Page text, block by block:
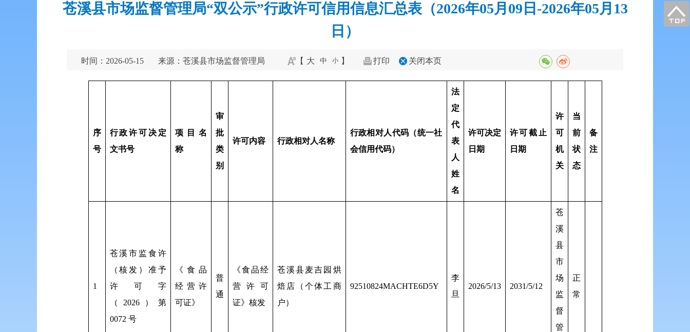
苍溪县市场监督管理局“双公示”行政许可信用信息汇总表（2026年05月09日-2026年05月13
日）
时间：2026-05-15 来源：苍溪县市场监督管理局 【 大 中 小 】 打印 关闭本页
序
号
行政许可决定
文书号
项目名
称
审
批
类
别
许可内容 行政相对人名称
行政相对人代码（统一社
会信用代码）
法
定
代
表
人
姓
名
许可决定
日期
许可截止
日期
许
可
机
关
当
前
状
态
备
注
1
苍溪市监食许
（核发）准予
许可字
（2026）第
0072 号
《食品
经营许
可证》
普
通
《食品经
营许可
证》核发
苍溪县麦吉园烘
焙店（个体工商
户）
92510824MACHTE6D5Y
李
旦
2026/5/13 2031/5/12
苍
溪
县
市
场
监
督
管
正
常